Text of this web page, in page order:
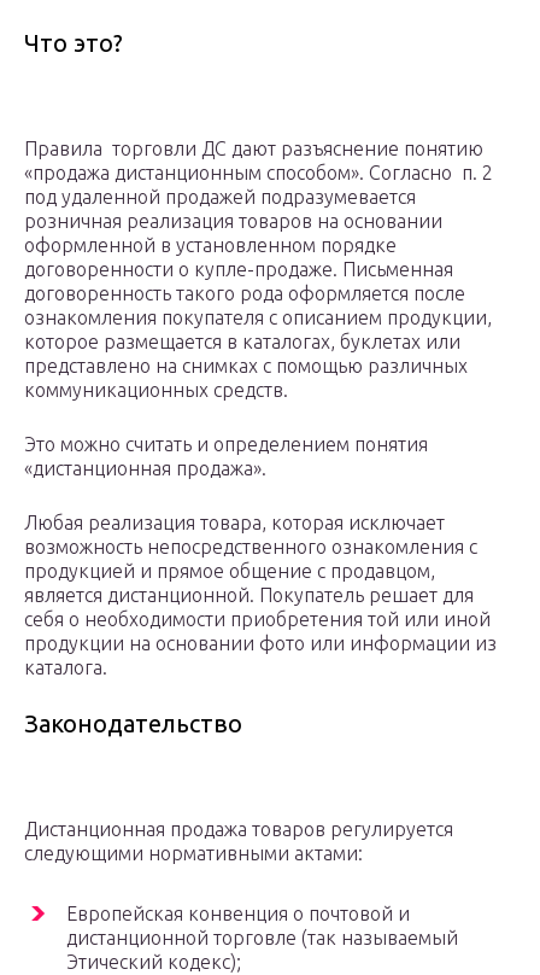
Что это?
Правила торговли ДС дают разъяснение понятию
«продажа дистанционным способом». Согласно п. 2
под удаленной продажей подразумевается
розничная реализация товаров на основании
оформленной в установленном порядке
договоренности о купле-продаже. Письменная
договоренность такого рода оформляется после
ознакомления покупателя с описанием продукции,
которое размещается в каталогах, буклетах или
представлено на снимках с помощью различных
коммуникационных средств.
Это можно считать и определением понятия
«дистанционная продажа».
Любая реализация товара, которая исключает
возможность непосредственного ознакомления с
продукцией и прямое общение с продавцом,
является дистанционной. Покупатель решает для
себя о необходимости приобретения той или иной
продукции на основании фото или информации из
каталога.
Законодательство
Дистанционная продажа товаров регулируется
следующими нормативными актами:
Европейская конвенция о почтовой и
дистанционной торговле (так называемый
Этический кодекс);